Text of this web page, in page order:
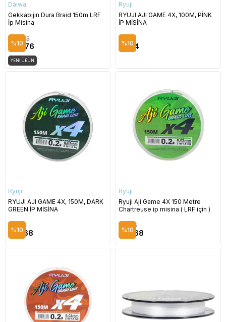
Daiwa
Gekkabijin Dura Braid 150m LRF
İp Misina
$43.76
$48.63
%10
YENI ÜRÜN
Ryuji
RYUJI AJI GAME 4X, 100M, PİNK
İP MİSİNA
$7.84
$8.72
%10
Ryuji
RYUJI AJI GAME 4X, 150M, DARK
GREEN İP MİSİNA
$10.68
$11.86
%10
Ryuji
Ryuji Aji Game 4X 150 Metre
Chartreuse ip misina ( LRF için )
$10.68
$11.86
%10